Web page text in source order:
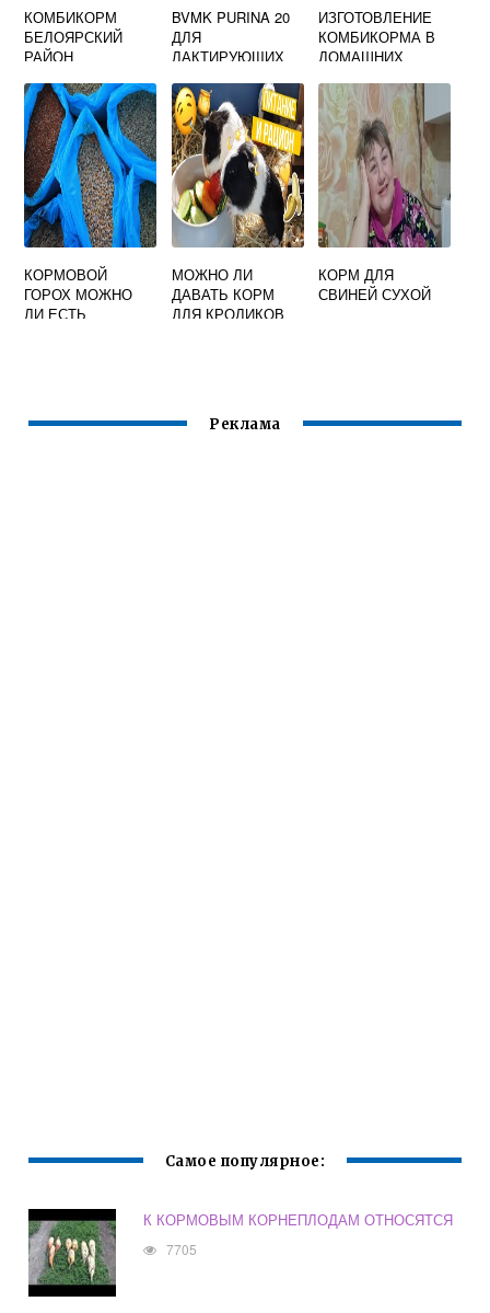
КОМБИКОРМ
БЕЛОЯРСКИЙ
РАЙОН
BVMK PURINA 20
ДЛЯ
ЛАКТИРУЮЩИХ
КАТЕГОРИИ
КОМБИКОРМ
PURINA
ИЗГОТОВЛЕНИЕ
КОМБИКОРМА В
ДОМАШНИХ
ОБОРУДОВАНИЕ
КОРМОВОЙ
ГОРОХ МОЖНО
ЛИ ЕСТЬ
МОЖНО ЛИ
ДАВАТЬ КОРМ
ДЛЯ КРОЛИКОВ
КОРМ ДЛЯ
СВИНЕЙ СУХОЙ
Реклама
Самое популярное:
К КОРМОВЫМ КОРНЕПЛОДАМ ОТНОСЯТСЯ
7705